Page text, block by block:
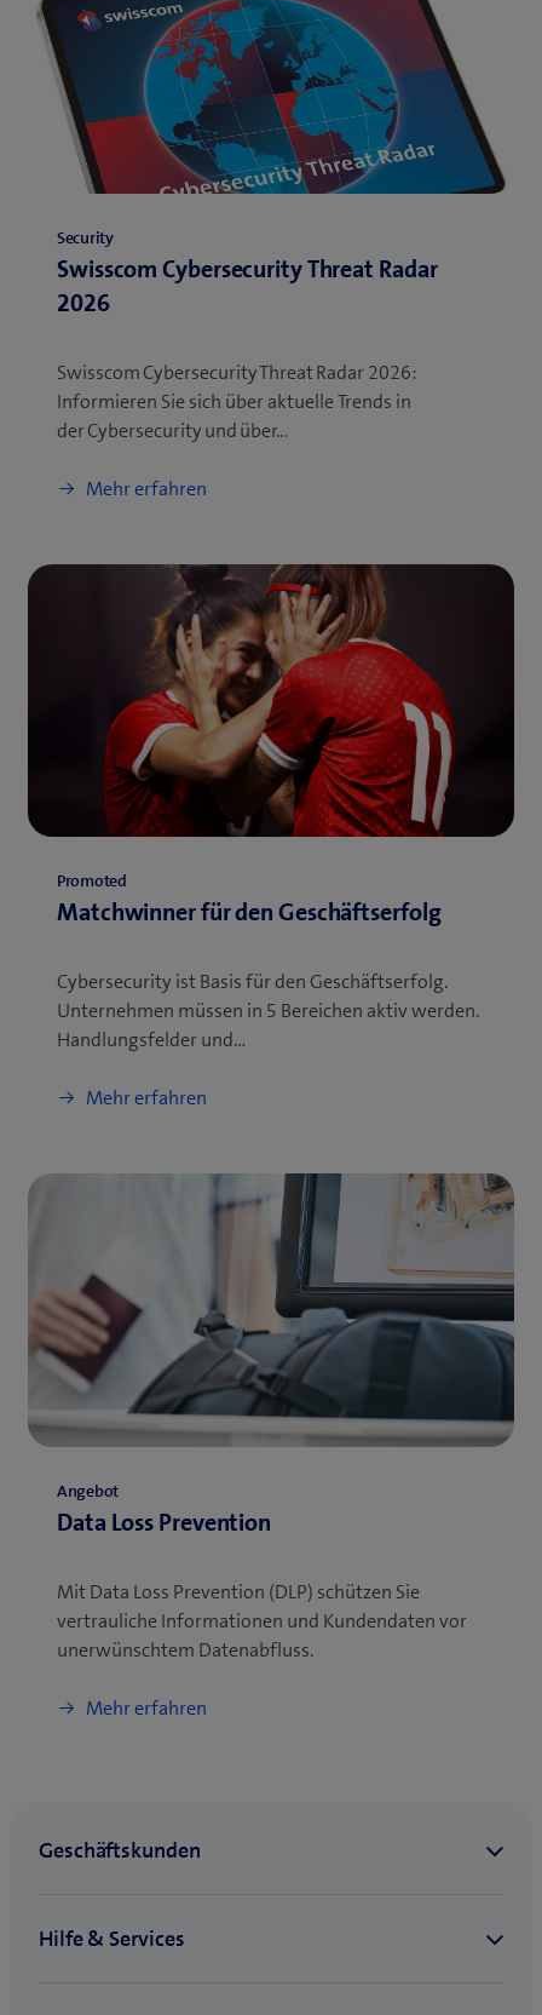
Security
Swisscom Cybersecurity Threat Radar
2026
Swisscom Cybersecurity Threat Radar 2026:
Informieren Sie sich über aktuelle Trends in
der Cybersecurity und über…
Mehr erfahren
Promoted
Matchwinner für den Geschäftserfolg
Cybersecurity ist Basis für den Geschäftserfolg.
Unternehmen müssen in 5 Bereichen aktiv werden.
Handlungsfelder und…
Mehr erfahren
Angebot
Data Loss Prevention
Mit Data Loss Prevention (DLP) schützen Sie
vertrauliche Informationen und Kundendaten vor
unerwünschtem Datenabfluss.
Mehr erfahren